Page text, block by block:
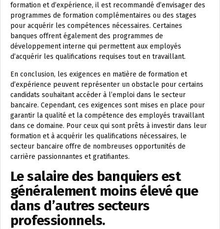
formation et d’expérience, il est recommandé d’envisager des
programmes de formation complémentaires ou des stages
pour acquérir les compétences nécessaires. Certaines
banques offrent également des programmes de
développement interne qui permettent aux employés
d’acquérir les qualifications requises tout en travaillant.
En conclusion, les exigences en matière de formation et
d’expérience peuvent représenter un obstacle pour certains
candidats souhaitant accéder à l’emploi dans le secteur
bancaire. Cependant, ces exigences sont mises en place pour
garantir la qualité et la compétence des employés travaillant
dans ce domaine. Pour ceux qui sont prêts à investir dans leur
formation et à acquérir les qualifications nécessaires, le
secteur bancaire offre de nombreuses opportunités de
carrière passionnantes et gratifiantes.
Le salaire des banquiers est
généralement moins élevé que
dans d’autres secteurs
professionnels.